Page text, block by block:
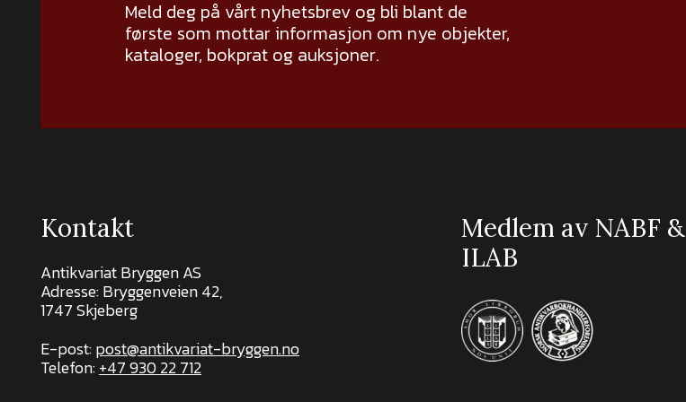
Meld deg på vårt nyhetsbrev og bli blant de
første som mottar informasjon om nye objekter,
kataloger, bokprat og auksjoner.
Kontakt
Antikvariat Bryggen AS
Adresse: Bryggenveien 42,
1747 Skjeberg
E-post:post@antikvariat-bryggen.no
Telefon:+47 930 22 712
Medlem av NABF &
ILAB